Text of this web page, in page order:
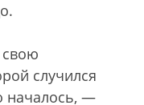
свою
случился
началось, —